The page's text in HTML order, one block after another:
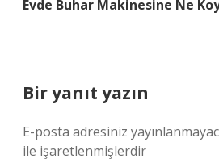
Evde Buhar Makinesine Ne
Bir yanıt yazın
E-posta adresiniz
ile işaretlenmişlerdir